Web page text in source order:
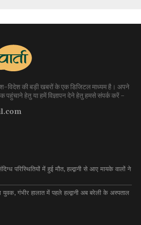
देश-विदेश की बड़ी खबरों के एक डिजिटल माध्यम है। अपने
पहुंचाने हेतु या हमें विज्ञापन देने हेतु हमसे संपर्क करें -
परिस्थितियों में हुई मौत, हल्द्वानी से आए मायके वालों ने
गंभीर हालात में पहले हल्द्वानी अब बरेली के अस्पताल